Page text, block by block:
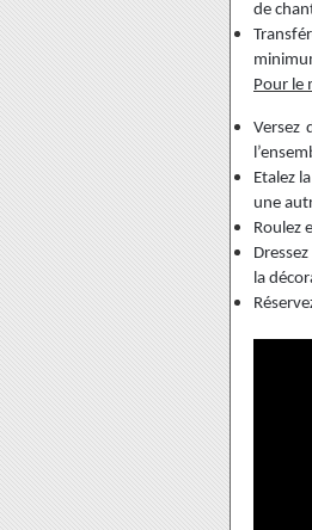
de
Pour le
Versez
Etalez
une
Roulez
la